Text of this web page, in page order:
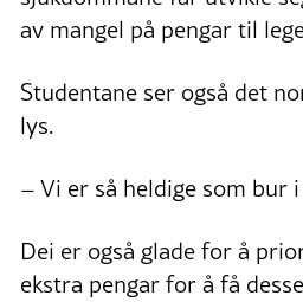
av mangel på pengar til
Studentane ser også det
lys.
– Vi er så heldige som bur
Dei er også glade for å
ekstra pengar for å få